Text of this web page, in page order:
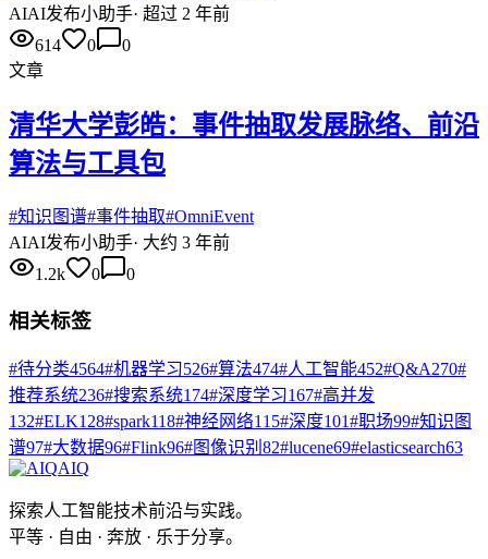
AIAI发布小助手· 超过 2 年前
614
0
0
文章
清华大学彭皓：事件抽取发展脉络、前沿
算法与工具包
#知识图谱#事件抽取#OmniEvent
AIAI发布小助手· 大约 3 年前
1.2k
0 0
相关标签
#待分类4564#机器学习526#算法474#人工智能452#Q&A270#
推荐系统236#搜索系统174#深度学习167#高并发
132#ELK128#spark118#神经网络115#深度101#职场99#知识图
谱97#大数据96#Flink96#图像识别 82#lucene69#elasticsearch63
AIQ
探索人工智能技术前沿与实践。
平等 · 自由 · 奔放 · 乐于分享。